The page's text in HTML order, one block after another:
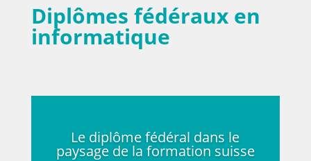
Diplômes fédéraux en
informatique
Le diplôme fédéral dans le
paysage de la formation suisse